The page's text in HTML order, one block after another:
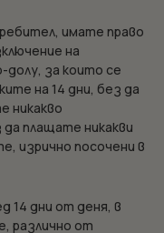
имате право
на
долу, за които се
на 14 дни, без да
никакво
плащате никакви
изрично посочени в
14 дни от деня, в
различно от